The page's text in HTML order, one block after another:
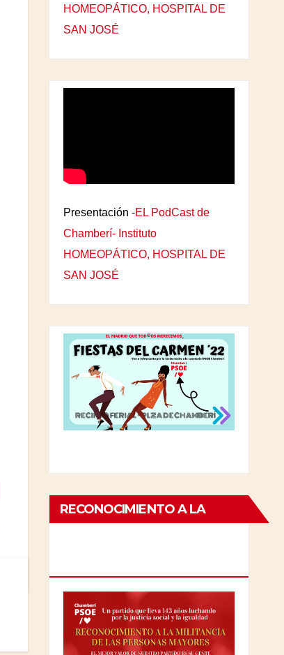
HOMEOPÁTICO, HOSPITAL DE
SAN JOSÉ
Presentación -EL PodCast de
Chamberí- Instituto
HOMEOPÁTICO, HOSPITAL DE
SAN JOSÉ
RECONOCIMIENTO A LA